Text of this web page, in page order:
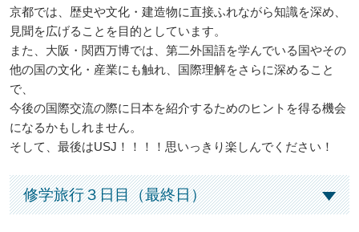
京都では、歴史や文化・建造物に直接ふれながら知識を深め、
見聞を広げることを目的としています。
また、大阪・関西万博では、第二外国語を学んでいる国やその
他の国の文化・産業にも触れ、国際理解をさらに深めること
で、
今後の国際交流の際に日本を紹介するためのヒントを得る機会
になるかもしれません。
そして、最後はUSJ！！！！思いっきり楽しんでください！
修学旅行３日目（最終日）